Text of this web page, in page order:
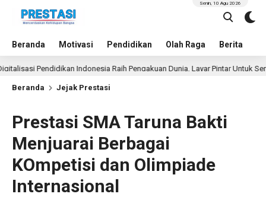
Beranda Motivasi Pendidikan Olah Raga Berita
Senin, 10 Agu 2026
Pendidikan Indonesia Raih Pengakuan Dunia, Layar Pintar Untuk Semua
Beranda Jejak Prestasi
Prestasi SMA Taruna Bakti
Menjuarai Berbagai
KOmpetisi dan Olimpiade
Internasional